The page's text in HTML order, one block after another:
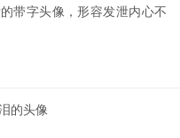
带字头像，形容发泄内心不
的头像